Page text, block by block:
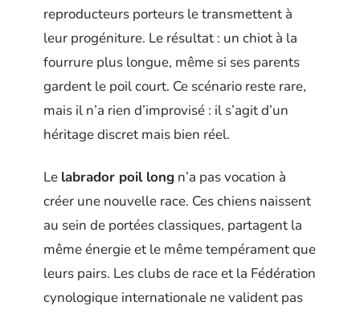
reproducteurs porteurs le transmettent à
leur progéniture. Le résultat : un chiot à la
fourrure plus longue, même si ses parents
gardent le poil court. Ce scénario reste rare,
mais il n’a rien d’improvisé : il s’agit d’un
héritage discret mais bien réel.
Le labrador poil long n’a pas vocation à
créer une nouvelle race. Ces chiens naissent
au sein de portées classiques, partagent la
même énergie et le même tempérament que
leurs pairs. Les clubs de race et la Fédération
cynologique internationale ne valident pas